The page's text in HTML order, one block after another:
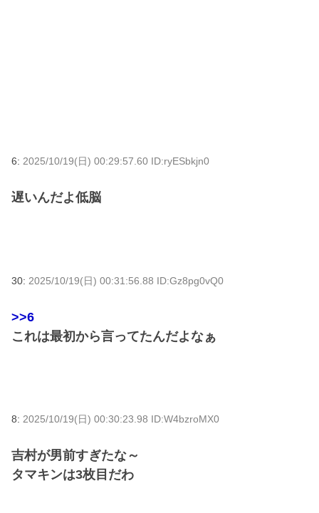
6: 2025/10/19(日) 00:29:57.60 ID:ryESbkjn0
遅いんだよ低脳
30: 2025/10/19(日) 00:31:56.88 ID:Gz8pg0vQ0
>>6
これは最初から言ってたんだよなぁ
8: 2025/10/19(日) 00:30:23.98 ID:W4bzroMX0
吉村が男前すぎたな～
タマキンは3枚目だわ